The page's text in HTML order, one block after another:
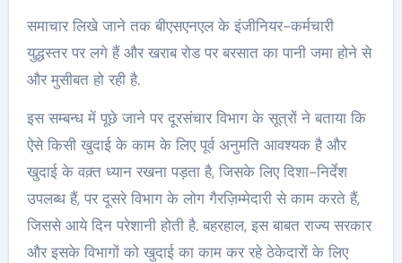
समाचार लिखे जाने तक बीएसएनएल के इंजीनियर-कर्मचारी
युद्धस्तर पर लगे हैं और खराब रोड पर बरसात का पानी जमा होने से
और मुसीबत हो रही है.
इस सम्बन्ध में पूछे जाने पर दूरसंचार विभाग के सूत्रों ने बताया कि
ऐसे किसी खुदाई के काम के लिए पूर्व अनुमति आवश्यक है और
खुदाई के वक़्त ध्यान रखना पड़ता है, जिसके लिए दिशा-निर्देश
उपलब्ध हैं, पर दूसरे विभाग के लोग गैरज़िम्मेदारी से काम करते हैं,
जिससे आये दिन परेशानी होती है. बहरहाल, इस बाबत राज्य सरकार
और इसके विभागों को खुदाई का काम कर रहे ठेकेदारों के लिए